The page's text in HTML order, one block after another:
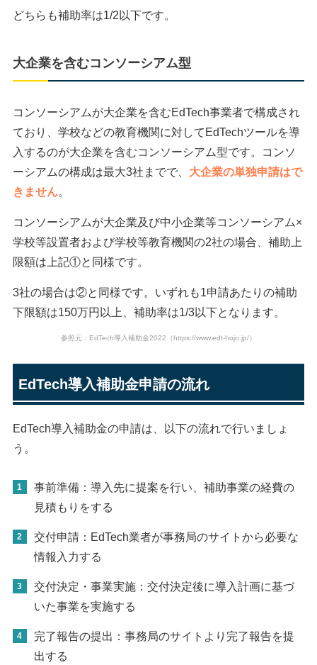
どちらも補助率は1/2以下です。
大企業を含むコンソーシアム型
コンソーシアムが大企業を含むEdTech事業者で構成され
ており、学校などの教育機関に対してEdTechツールを導
入するのが大企業を含むコンソーシアム型です。コンソ
ーシアムの構成は最大3社までで、 大企業の単独申請はで
きません。
コンソーシアムが大企業及び中小企業等コンソーシアム×
学校等設置者および学校等教育機関の2社の場合、補助上
限額は上記①と同様です。
3社の場合は②と同様です。いずれも1申請あたりの補助
下限額は150万円以上、補助率は1/3以下となります。
参照元：EdTech導入補助金2022（https://www.edt-hojo.jp/）
EdTech導入補助金申請の流れ
EdTech導入補助金の申請は、以下の流れで行いましょ
う。
事前準備：導入先に提案を行い、補助事業の経費の
見積もりをする
交付申請：EdTech業者が事務局のサイトから必要な
情報入力する
交付決定・事業実施：交付決定後に導入計画に基づ
いた事業を実施する
完了報告の提出：事務局のサイトより完了報告を提
出する